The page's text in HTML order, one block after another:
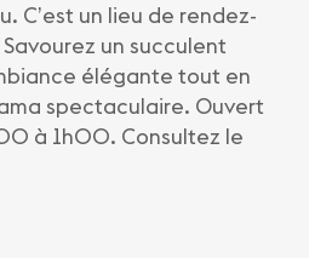
C’est un lieu de rendez-
un succulent
élégante tout en
spectaculaire. Ouvert
à 1h00. Consultez le